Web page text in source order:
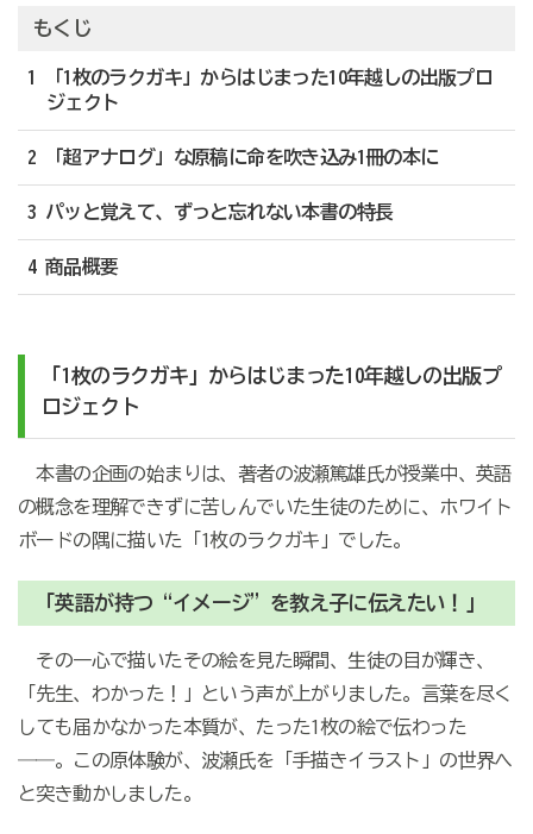
もくじ
1 「1枚のラクガキ」からはじまった10年越しの出版プロ
ジェクト
2 「超アナログ」な原稿に命を吹き込み1冊の本に
3 パッと覚えて、ずっと忘れない本書の特長
4 商品概要
「1枚のラクガキ」からはじまった10年越しの出版プ
ロジェクト
本書の企画の始まりは、著者の波瀬篤雄氏が授業中、英語
の概念を理解できずに苦しんでいた生徒のために、ホワイト
ボードの隅に描いた「1枚のラクガキ」でした。
「英語が持つ“イメージ”を教え子に伝えたい！」
その一心で描いたその絵を見た瞬間、生徒の目が輝き、
「先生、わかった！」という声が上がりました。言葉を尽く
しても届かなかった本質が、たった1枚の絵で伝わった
――。この原体験が、波瀬氏を「手描きイラスト」の世界へ
と突き動かしました。